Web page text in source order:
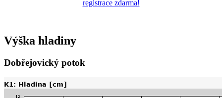
registrace zdarma!
Výška hladiny
Dobřejovický potok